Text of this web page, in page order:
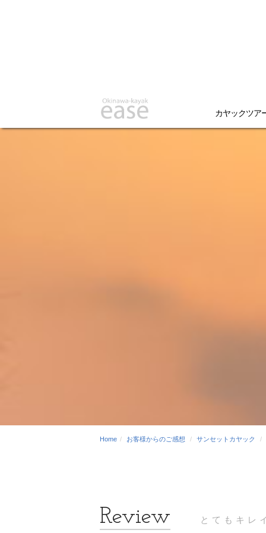
カヤックツア
Home お客様からのご感想 サンセットカヤック
とてもキレ